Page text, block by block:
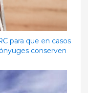
para que en casos
conserven